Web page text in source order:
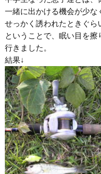
一緒に出かける機会が少な
せっかく誘われたときぐら
ということで、眠い目を
行きました。
結果↓